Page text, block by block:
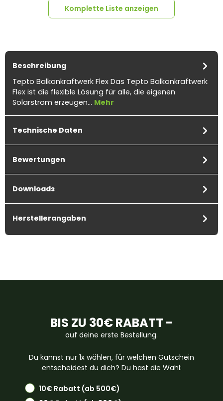
4xVerlängerungskabel
6mm² beidseitig
kompatibel mit MC4
Solarkabel schwarz inkl.
Stecker - 5m
4xVerlängerungskabel
kompatibel mit MC4
Solarkabel schwarz inkl.
Komplette Liste anzeigen
Beschreibung
Tepto Balkonkraftwerk Flex Das Tepto Balkonkraftwerk
Flex ist die flexible Lösung für alle, die eigenen
Solarstrom erzeugen… Mehr
Technische Daten
Bewertungen
Downloads
Herstellerangaben
BIS ZU 30€ RABATT -
auf deine erste Bestellung.
Du kannst nur 1x wählen, für welchen Gutschein
entscheidest du dich? Du hast die Wahl:
10€ Rabatt (ab 500€)